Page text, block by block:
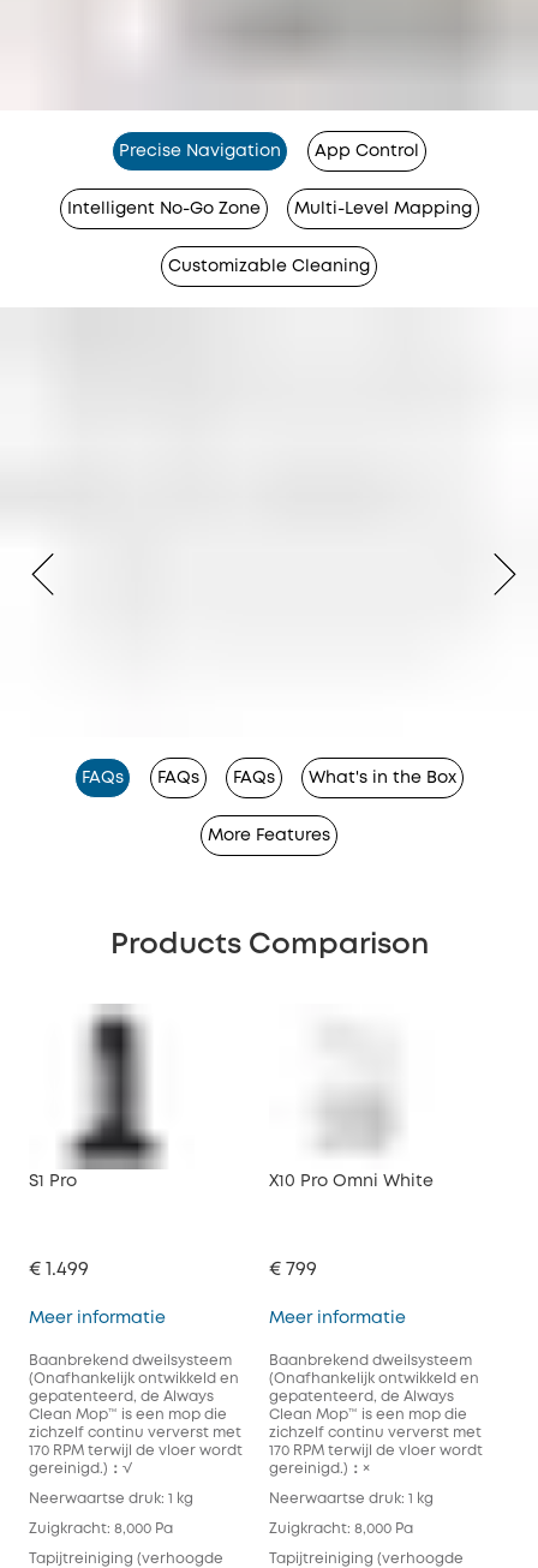
Precise Navigation App Control
Intelligent No-Go Zone Multi-Level Mapping
Customizable Cleaning
FAQs FAQs FAQs What's in the Box
More Features
Products Comparison
S1 Pro
€ 1.499
Meer informatieS1 Pro
Baanbrekend dweilsysteem
(Onafhankelijk ontwikkeld en
gepatenteerd, de Always
Clean Mop™️ is een mop die
zichzelf continu ververst met
170 RPM terwijl de vloer wordt
gereinigd.)：√
Neerwaartse druk: 1 kg
Zuigkracht: 8,000 Pa
Tapijtreiniging (verhoogde
X10 Pro Omni White
€ 799
Meer informatieX10 Pro Omni
Baanbrekend dweilsysteem
(Onafhankelijk ontwikkeld en
gepatenteerd, de Always
Clean Mop™️ is een mop die
zichzelf continu ververst met
170 RPM terwijl de vloer wordt
gereinigd.)：×
Neerwaartse druk: 1 kg
Zuigkracht: 8,000 Pa
Tapijtreiniging (verhoogde